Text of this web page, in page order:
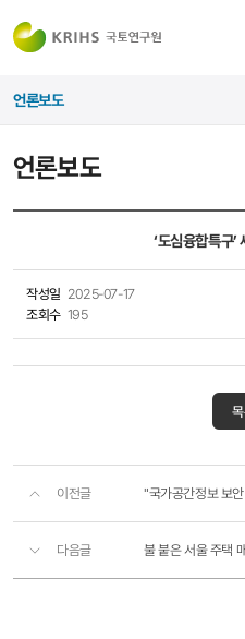
언론보도
언론보도
‘도심융합특구’
작성일 2025-07-17
조회수 195
이전글 "국가공간정보 보
다음글 불 붙은 서울 주택